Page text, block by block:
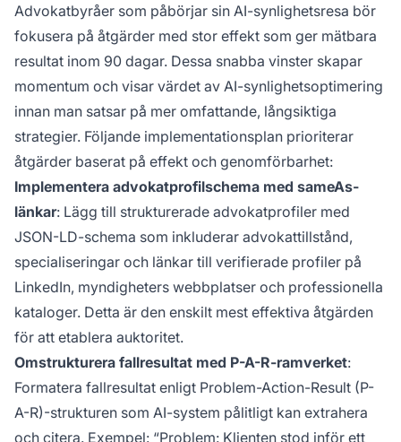
Advokatbyråer som påbörjar sin AI-synlighetsresa bör
fokusera på åtgärder med stor effekt som ger mätbara
resultat inom 90 dagar. Dessa snabba vinster skapar
momentum och visar värdet av AI-synlighetsoptimering
innan man satsar på mer omfattande, långsiktiga
strategier. Följande implementationsplan prioriterar
åtgärder baserat på effekt och genomförbarhet:
Implementera advokatprofilschema med sameAs-
länkar: Lägg till strukturerade advokatprofiler med
JSON-LD-schema som inkluderar advokattillstånd,
specialiseringar och länkar till verifierade profiler på
LinkedIn, myndigheters webbplatser och professionella
kataloger. Detta är den enskilt mest effektiva åtgärden
för att etablera auktoritet.
Omstrukturera fallresultat med P-A-R-ramverket:
Formatera fallresultat enligt Problem-Action-Result (P-
A-R)-strukturen som AI-system pålitligt kan extrahera
och citera. Exempel: “Problem: Klienten stod inför ett